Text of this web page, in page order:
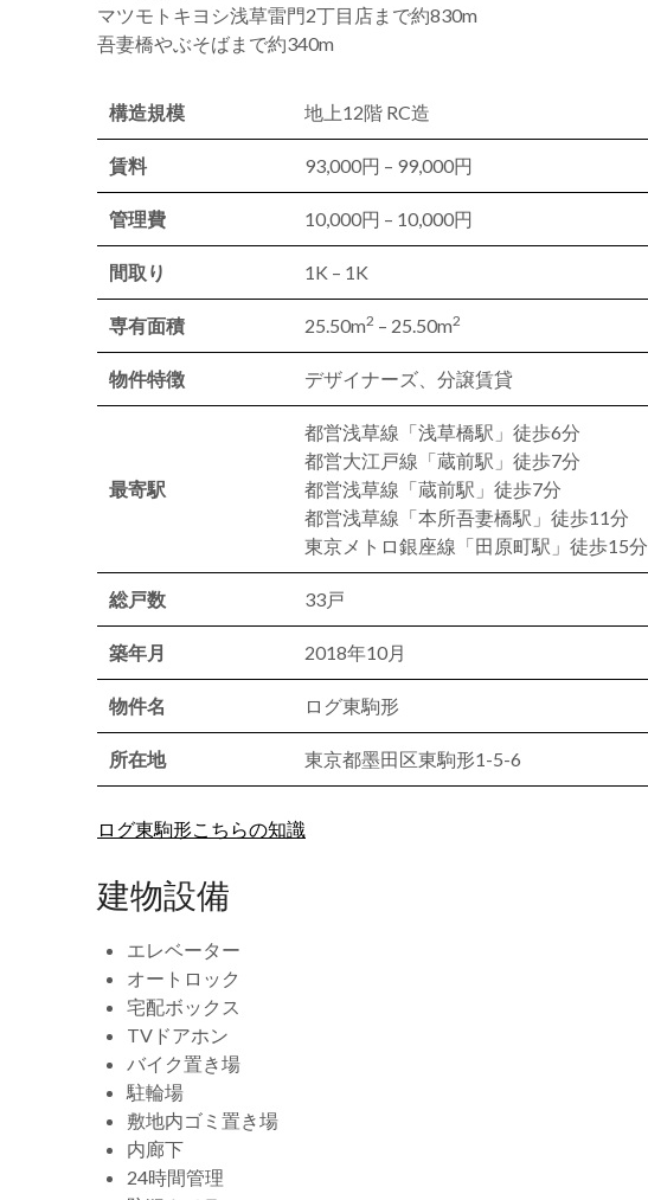
マツモトキヨシ浅草雷門2丁目店まで約830m
吾妻橋やぶそばまで約340m
構造規模 地上12階 RC造
賃料 93,000円 – 99,000円
管理費 10,000円 – 10,000円
間取り 1K – 1K
専有面積 25.50m2 – 25.50m2
物件特徴 デザイナーズ、分譲賃貸
最寄駅
都営浅草線「浅草橋駅」徒歩6分
都営大江戸線「蔵前駅」徒歩7分
都営浅草線「蔵前駅」徒歩7分
都営浅草線「本所吾妻橋駅」徒歩11分
東京メトロ銀座線「田原町駅」徒歩15分
総戸数 33戸
築年月 2018年10月
物件名 ログ東駒形
所在地 東京都墨田区東駒形1-5-6
ログ東駒形こちらの知識
建物設備
エレベーター
オートロック
宅配ボックス
TVドアホン
バイク置き場
駐輪場
敷地内ゴミ置き場
内廊下
24時間管理